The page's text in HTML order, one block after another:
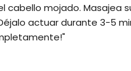
cabello mojado. Masajea
actuar durante 3-5